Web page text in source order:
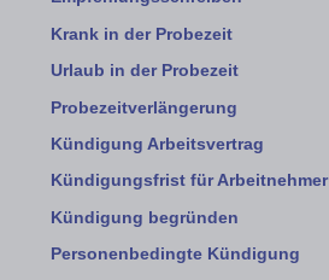
Krank in der Probezeit
Urlaub in der Probezeit
Probezeitverlängerung
Kündigung Arbeitsvertrag
Kündigungsfrist für Arbeitnehmer
Kündigung begründen
Personenbedingte Kündigung